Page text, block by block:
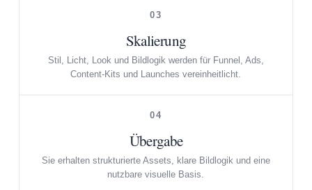
03
Skalierung
Stil, Licht, Look und Bildlogik werden für Funnel, Ads,
Content-Kits und Launches vereinheitlicht.
04
Übergabe
Sie erhalten strukturierte Assets, klare Bildlogik und eine
nutzbare visuelle Basis.